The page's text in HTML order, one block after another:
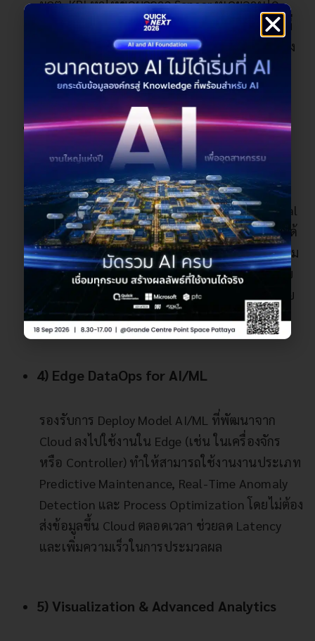
ผลิต, KPI ทำให้ข้อมูลจาก Sensor ที่เคยอ่านได้
เฉพาะค่าตัวเลข กลายเป็นข้อมูลเชิงความหมายที่
นำไปใช้ได้จริง ลดงาน Manual Mapping ได้อย่าง
มาก
3) Multi-Model Data Storage &
Provisioning
ภายในระบบมีฐานข้อมูล Multi-Model รองรับ
Time-Series, Graph, Document และ Relational
Data ช่วยให้สามารถจัดเก็บข้อมูลที่หลากหลายได้
ในระบบเดียว พร้อมกำหนด Data Retention ตาม
มาตรฐานของโรงงาน และส่งข้อมูลต่อไปยังระบบ
อื่น เช่น ERP, BI, Analytics Tools เพื่อใช้งานต่อย
อด
4) Edge DataOps for AI/ML
รองรับการ Deploy Model AI/ML ที่พัฒนาจาก
Cloud ลงไปใช้งานใน Edge (เช่น ในเครื่องจักร
หรือ Controller) ทำให้สามารถใช้งานงานประเภท
Predictive Maintenance, Real-Time Anomaly
Detection และ Process Optimization โดยไม่ต้อง
ส่งข้อมูลขึ้น Cloud ตลอดเวลา ช่วยลด Latency
และเพิ่มความเร็วในการประมวลผล
5) Visualization & Advanced Analytics